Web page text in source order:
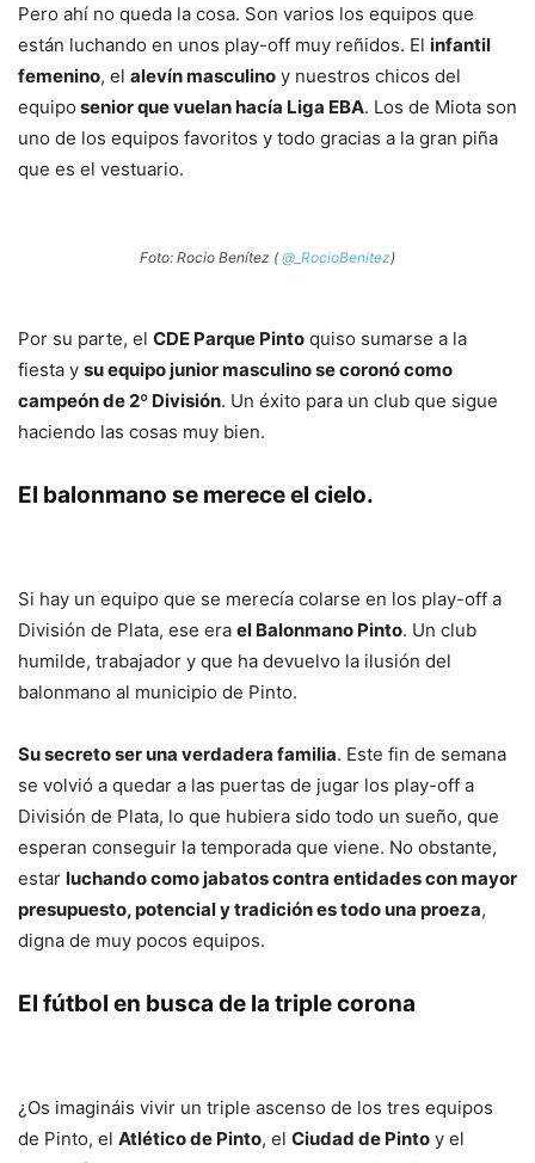
Pero ahí no queda la cosa. Son varios los equipos que
están luchando en unos play-off muy reñidos. El infantil
femenino, el alevín masculino y nuestros chicos del
equipo senior que vuelan hacía Liga EBA. Los de Miota son
uno de los equipos favoritos y todo gracias a la gran piña
que es el vestuario.
Foto: Rocio Benítez (@_RocioBenitez)
Por su parte, el CDE Parque Pinto quiso sumarse a la
fiesta y su equipo junior masculino se coronó como
campeón de 2º División. Un éxito para un club que sigue
haciendo las cosas muy bien.
El balonmano se merece el cielo.
Si hay un equipo que se merecía colarse en los play-off a
División de Plata, ese era el Balonmano Pinto. Un club
humilde, trabajador y que ha devuelvo la ilusión del
balonmano al municipio de Pinto.
Su secreto ser una verdadera familia. Este fin de semana
se volvió a quedar a las puertas de jugar los play-off a
División de Plata, lo que hubiera sido todo un sueño, que
esperan conseguir la temporada que viene. No obstante,
estar luchando como jabatos contra entidades con mayor
presupuesto, potencial y tradición es todo una proeza,
digna de muy pocos equipos.
El fútbol en busca de la triple corona
¿Os imagináis vivir un triple ascenso de los tres equipos
de Pinto, el Atlético de Pinto, el Ciudad de Pinto y el